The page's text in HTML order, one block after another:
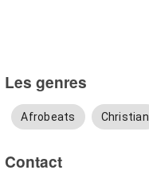
Les genres
Afrobeats Christian
Contact